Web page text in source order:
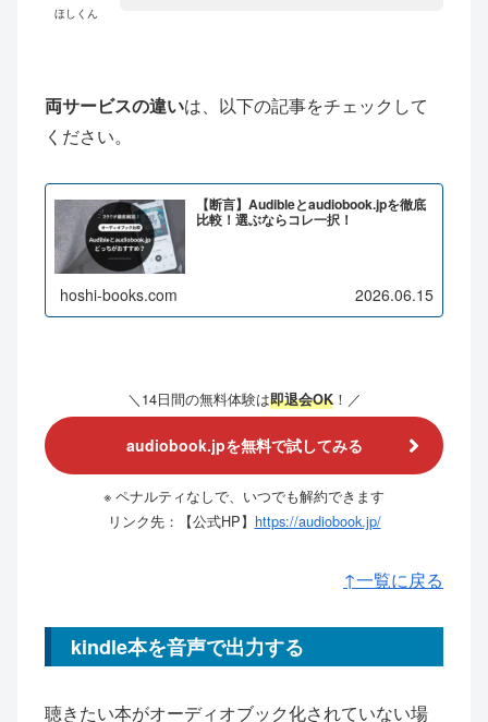
ほしくん
両サービスの違いは、以下の記事をチェックして
ください。
【断言】Audibleとaudiobook.jpを徹底
比較！選ぶならコレ一択！
hoshi-books.com 2026.06.15
＼14日間の無料体験は即退会OK！ ／
audiobook.jpを無料で試してみる
※ ペナルティなしで、いつでも解約できます
リンク先：【公式HP】 https://audiobook.jp/
↑一覧に戻る
kindle本を音声で出力する
聴きたい本がオーディオブック化されていない場